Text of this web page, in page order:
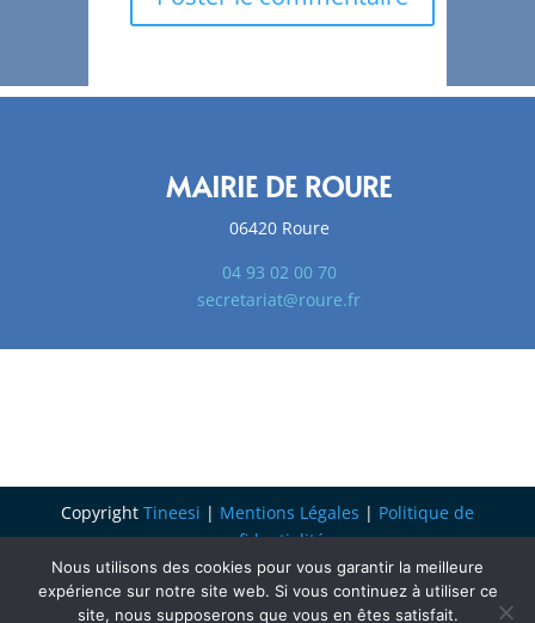
MAIRIE DE ROURE
06420 Roure
04 93 02 00 70
secretariat@roure.fr
Copyright Tineesi | Mentions Légales | Politique de
confidentialité
Nous utilisons des cookies pour vous garantir la meilleure
expérience sur notre site web. Si vous continuez à utiliser ce
site, nous supposerons que vous en êtes satisfait.